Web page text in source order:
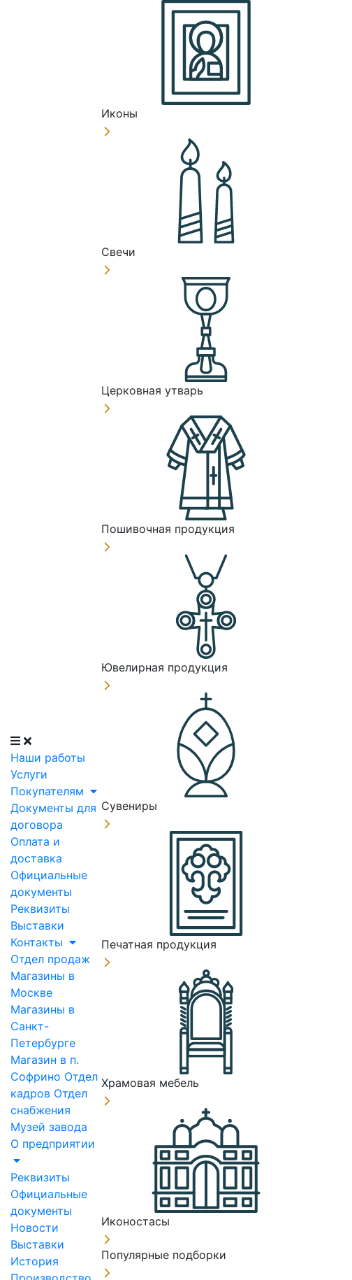
Наши работы
Услуги
Покупателям
Документы для
договора
Оплата и
доставка
Официальные
документы
Реквизиты
Выставки
Контакты
Отдел продаж
Магазины в
Москве
Магазины в
Санкт-
Петербурге
Магазин в п.
Софрино Отдел
кадров Отдел
снабжения
Музей завода
О предприятии
Реквизиты
Официальные
документы
Новости
Выставки
История
Иконы
Свечи
Церковная утварь
Пошивочная продукция
Ювелирная продукция
Сувениры
Печатная продукция
Храмовая мебель
Иконостасы
Популярные подборки